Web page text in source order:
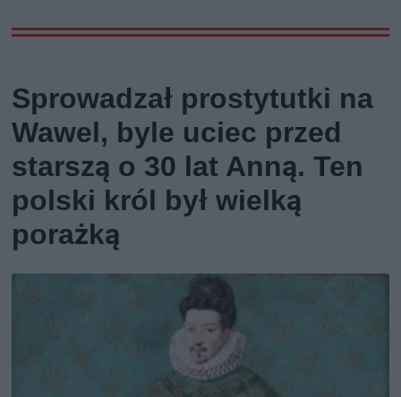
Sprowadzał prostytutki na
Wawel, byle uciec przed
starszą o 30 lat Anną. Ten
polski król był wielką
porażką